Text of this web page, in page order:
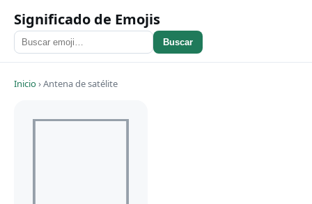
Significado de Emojis
Buscar
Inicio›Antena de satélite